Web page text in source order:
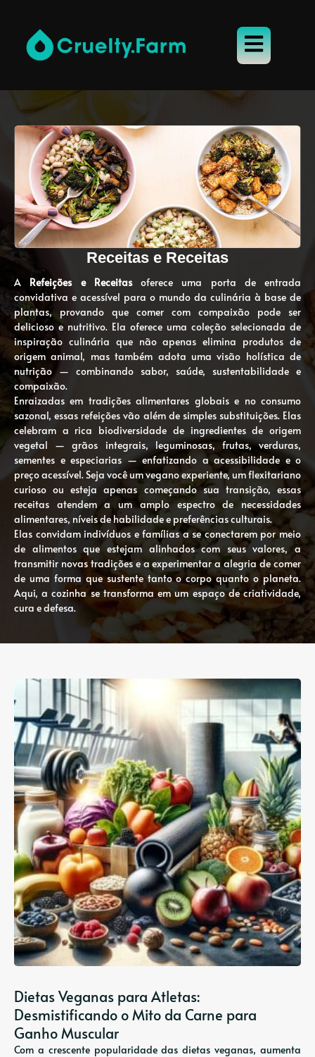
Receitas e Receitas
A Refeições e Receitasoferece uma porta de entrada
convidativa e acessível para o mundo da culinária à base de
plantas, provando que comer com compaixão pode ser
delicioso e nutritivo. Ela oferece uma coleção selecionada de
inspiração culinária que não apenas elimina produtos de
origem animal, mas também adota uma visão holística de
nutrição — combinando sabor, saúde, sustentabilidade e
compaixão.
Enraizadas em tradições alimentares globais e no consumo
sazonal, essas refeições vão além de simples substituições. Elas
celebram a rica biodiversidade de ingredientes de origem
vegetal — grãos integrais, leguminosas, frutas, verduras,
sementes e especiarias — enfatizando a acessibilidade e o
preço acessível. Seja você um vegano experiente, um flexitariano
curioso ou esteja apenas começando sua transição, essas
receitas atendem a um amplo espectro de necessidades
alimentares, níveis de habilidade e preferências culturais.
Elas convidam indivíduos e famílias a se conectarem por meio
de alimentos que estejam alinhados com seus valores, a
transmitir novas tradições e a experimentar a alegria de comer
de uma forma que sustente tanto o corpo quanto o planeta.
Aqui, a cozinha se transforma em um espaço de criatividade,
cura e defesa.
Dietas Veganas para Atletas:
Desmistificando o Mito da Carne para
Ganho Muscular
Com a crescente popularidade das dietas veganas, aumenta